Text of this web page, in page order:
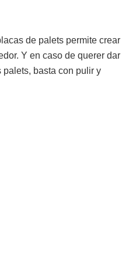
de palets permite crear
Y en caso de querer dar
palets, basta con pulir y